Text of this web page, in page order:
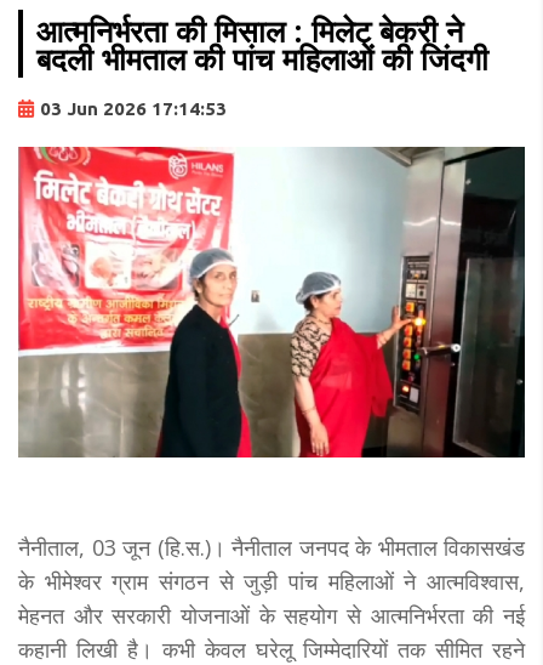
आत्मनिर्भरता की मिसाल : मिलेट बेकरी ने
बदली भीमताल की पांच महिलाओं की जिंदगी
03 Jun 2026 17:14:53
नैनीताल, 03 जून (हि.स.)। नैनीताल जनपद के भीमताल विकासखंड
के भीमेश्वर ग्राम संगठन से जुड़ी पांच महिलाओं ने आत्मविश्वास,
मेहनत और सरकारी योजनाओं के सहयोग से आत्मनिर्भरता की नई
कहानी लिखी है। कभी केवल घरेलू जिम्मेदारियों तक सीमित रहने